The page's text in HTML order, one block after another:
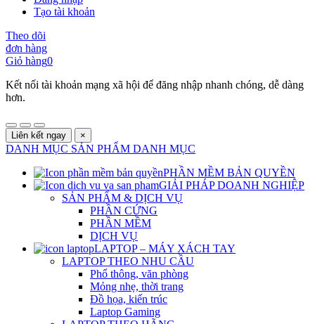
Tạo tài khoản
Theo dõi
đơn hàng
Giỏ hàng0
Kết nối tài khoản mạng xã hội để đăng nhập nhanh chóng, dễ dàng
hơn.
Liên kết ngay ×
DANH MỤC SẢN PHẨM DANH MỤC
PHẦN MỀM BẢN QUYỀN
GIẢI PHÁP DOANH NGHIỆP
SẢN PHẨM & DỊCH VỤ
PHẦN CỨNG
PHẦN MỀM
DỊCH VỤ
LAPTOP – MÁY XÁCH TAY
LAPTOP THEO NHU CẦU
Phổ thông, văn phòng
Mỏng nhẹ, thời trang
Đồ họa, kiến trúc
Laptop Gaming